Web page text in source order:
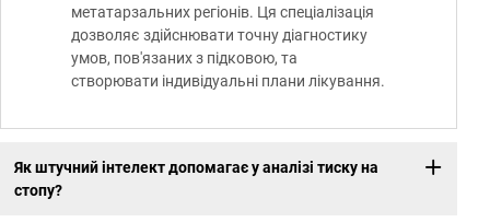
метатарзальних регіонів. Ця спеціалізація
дозволяє здійснювати точну діагностику
умов, пов'язаних з підковою, та
створювати індивідуальні плани лікування.
Як штучний інтелект допомагає у аналізі тиску на
стопу?